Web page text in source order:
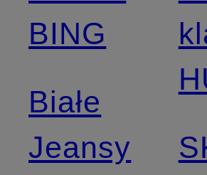
BING
Białe
Jeansy